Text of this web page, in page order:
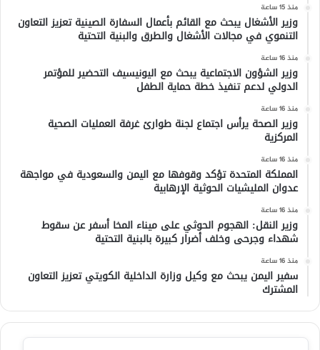
منذ 15 ساعة
وزير الأشغال يبحث مع القائم بأعمال السفارة الصينية تعزيز التعاون
التنموي في مجالات الأشغال والطرق والبنية التحتية
منذ 16 ساعة
وزير الشؤون الاجتماعية يبحث مع اليونيسيف التحضير للمؤتمر
الدولي لدعم تنفيذ خطة حماية الطفل
منذ 16 ساعة
وزير الصحة يرأس اجتماع لجنة طوارئ غرفة العمليات الصحية
المركزية
منذ 16 ساعة
المملكة المتحدة تؤكد وقوفها مع اليمن والسعودية في مواجهة
عدوان المليشيات الحوثية الإرهابية
منذ 16 ساعة
وزير النقل: الهجوم الحوثي على ميناء المخا أسفر عن سقوط
شهداء وجرحى وخلف أضرار كبيرة بالبنية التحتية
منذ 16 ساعة
سفير اليمن يبحث مع وكيل وزارة الداخلية الكويتي تعزيز التعاون
المشترك